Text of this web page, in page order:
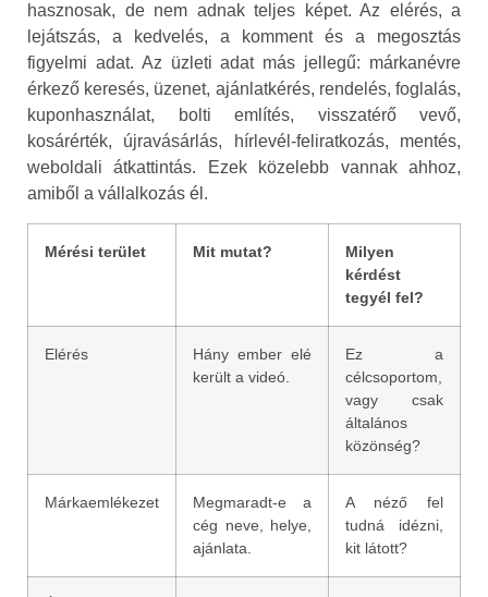
hasznosak, de nem adnak teljes képet. Az elérés, a
lejátszás, a kedvelés, a komment és a megosztás
figyelmi adat. Az üzleti adat más jellegű: márkanévre
érkező keresés, üzenet, ajánlatkérés, rendelés, foglalás,
kuponhasználat, bolti említés, visszatérő vevő,
kosárérték, újravásárlás, hírlevél-feliratkozás, mentés,
weboldali átkattintás. Ezek közelebb vannak ahhoz,
amiből a vállalkozás él.
Mérési terület Mit mutat?
Milyen
kérdést
tegyél fel?
Elérés
Hány ember elé
került a videó.
Ez a
célcsoportom,
vagy csak
általános
közönség?
Márkaemlékezet
Megmaradt-e a
cég neve, helye,
ajánlata.
A néző fel
tudná idézni,
kit látott?